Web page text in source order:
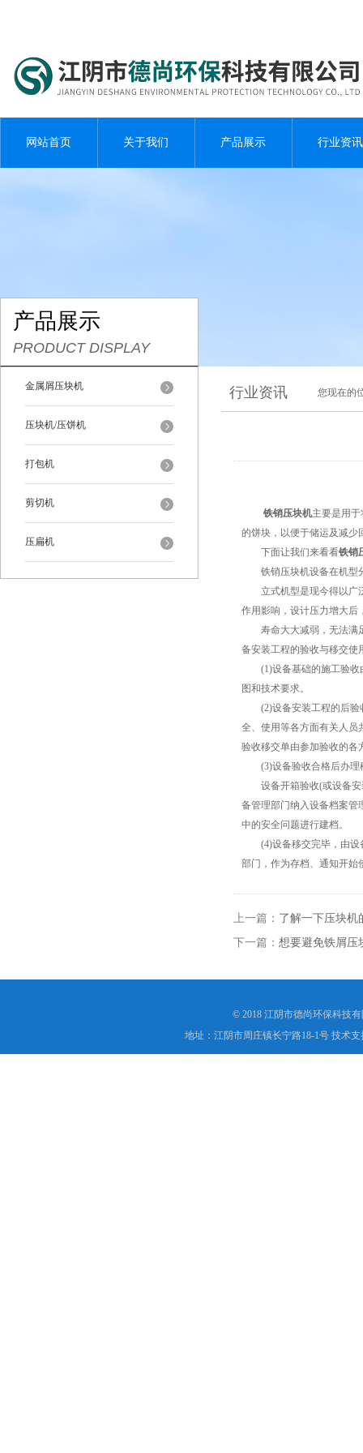
网站首页 关于我们 产品展示 行业资讯
产品展示
PRODUCT DISPLAY
金属屑压块机
压块机/压饼机
打包机
剪切机
压扁机
行业资讯 您现在的
铁销压块机主要是用
的饼块，以便于储运及减少
下面让我们来看看铁销
铁销压块机设备在机型
立式机型是现今得以广泛
作用影响，设计压力增大后
寿命大大减弱，无法满足
备安装工程的验收与移交使
(1)设备基础的施工验收
图和技术要求。
(2)设备安装工程的后验
全、使用等各方面有关人员
验收移交单由参加验收的各
(3)设备验收合格后办理
设备开箱验收(或设备安
备管理部门纳入设备档案管
中的安全问题进行建档。
(4)设备移交完毕，由设
部门，作为存档、通知开始
上一篇： 了解一下压块机
下一篇： 想要避免铁屑压
© 2018 江阴市德尚环保科技
地址：江阴市周庄镇长宁路18-1号 技术